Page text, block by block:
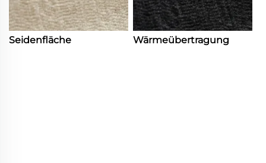
Seidenfläche Wärmeübertragung